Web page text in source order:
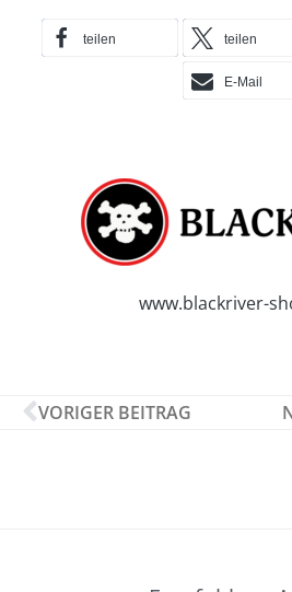
teilen teilen
E-Mail
www.blackriver-
VORIGER BEITRAG